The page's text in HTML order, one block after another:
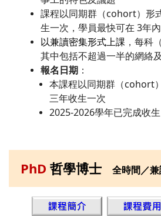
課程以同期群（cohort）形
生一次，學員最快可在 3年
以兼讀密集形式上課 ，每科
其中包括不超過一半的網絡
報名日期 ：
本課程以同期群（cohort
三年收生一次
2025-2026學年已完成收生
PhD 哲學博士 全時間／